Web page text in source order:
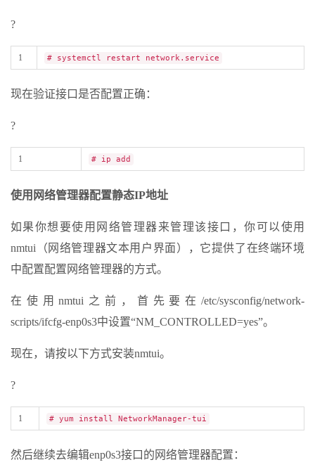
?
1 # systemctl restart network.service
现在验证接口是否配置正确：
?
1 # ip add
使用网络管理器配置静态IP地址
如果你想要使用网络管理器来管理该接口，你可以使用
nmtui（网络管理器文本用户界面），它提供了在终端环境
中配置配置网络管理器的方式。
在使用nmtui之前，首先要在/etc/sysconfig/network-
scripts/ifcfg-enp0s3中设置“NM_CONTROLLED=yes”。
现在，请按以下方式安装nmtui。
?
1 # yum install NetworkManager-tui
然后继续去编辑enp0s3接口的网络管理器配置：